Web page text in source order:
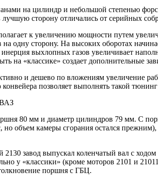
на цилиндр и небольшой степенью
сторону отличались от серийных
к увеличению мощности путем
одну сторону. На высоких оборотах
выхлопных газов увеличивает
на «классике» создает дополнительные
и дешево по вложениям увеличение
позволяет выполнять такой
80 мм и диаметр цилиндров 79 мм. С
объем камеры сгорания остался
2130 завод выпускал коленчатый вал с
у «классики» (кроме моторов 2101 и
поршня с ГБЦ.